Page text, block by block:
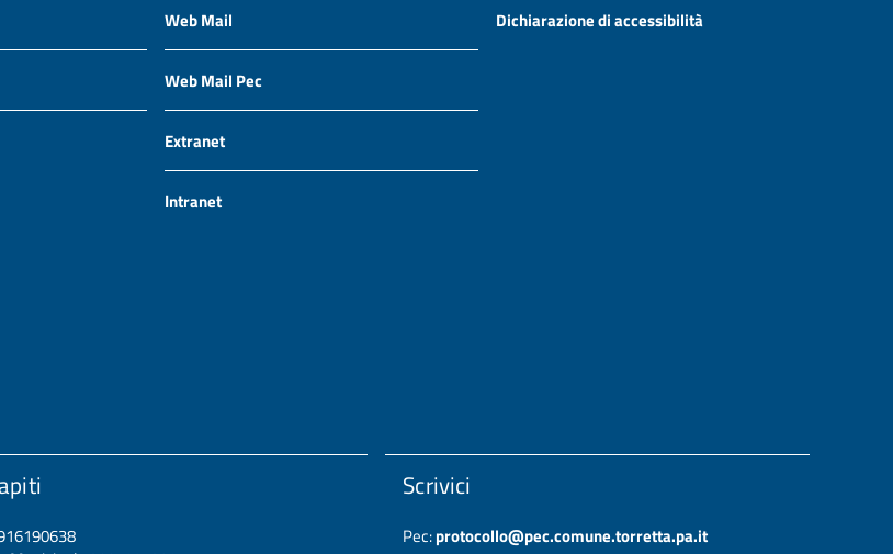
Web Mail
Web Mail Pec
Extranet
Intranet
Dichiarazione di accessibilità
Scrivici
Pec:protocollo@pec.comune.torretta.pa.it